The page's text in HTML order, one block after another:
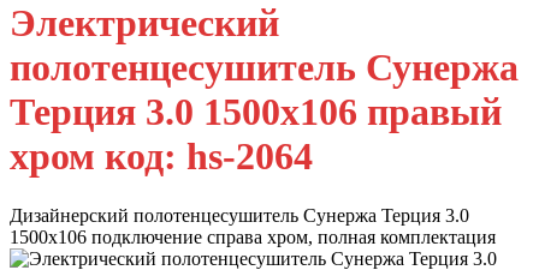
Электрический
полотенцесушитель Сунержа
Терция 3.0 1500х106 правый
хром код: hs-2064
Дизайнерский полотенцесушитель Сунержа Терция 3.0
1500х106 подключение справа хром, полная комплектация